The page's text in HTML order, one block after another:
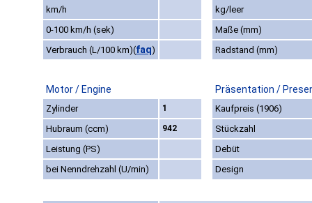
km/h
kg/leer
0-100 km/h (sek)
Maße (mm)
Verbrauch (L/100 km)(faq) Radstand (mm)
Motor / Engine Präsentation /
Zylinder 1
Kaufpreis (1906)
Hubraum (ccm)
942
Stückzahl
Leistung (PS)
Debüt
bei Nenndrehzahl (U/min)
Design